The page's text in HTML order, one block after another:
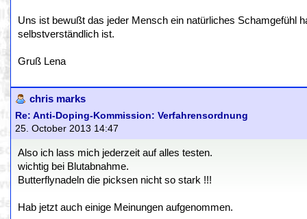
Uns ist bewußt das jeder Mensch ein natürliches Schamgefühl
selbstverständlich ist.
Gruß Lena
chris marks
Re: Anti-Doping-Kommission: Verfahrensordnung
25. October 2013 14:47
Also ich lass mich jederzeit auf alles testen.
wichtig bei Blutabnahme.
Butterflynadeln die picksen nicht so stark !!!
Hab jetzt auch einige Meinungen aufgenommen.